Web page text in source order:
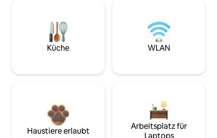
Küche WLAN
Haustiere erlaubt
Arbeitsplatz für
Laptops